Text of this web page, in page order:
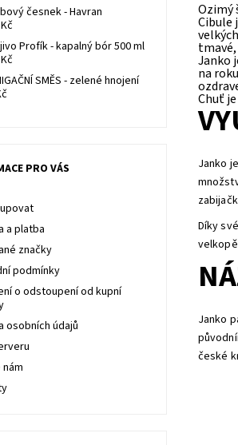
Ozimý
Cibule
Janko
na
Chuť
Janko
Díky
Janko
české
česnek - Havran
Profík - kapalný bór 500 ml
SMĚS - zelené hnojení
PRO VÁS
a platba
značky
podmínky
o odstoupení od kupní
osobních údajů